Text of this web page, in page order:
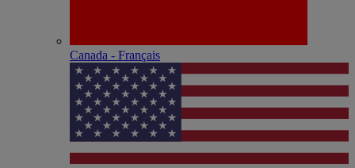
Canada - Français